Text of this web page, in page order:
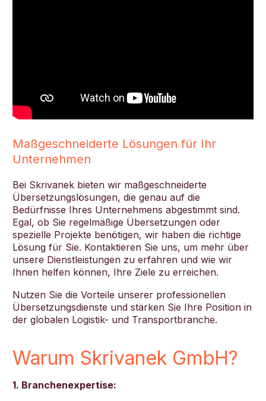
Maßgeschneiderte Lösungen für Ihr
Unternehmen
Bei Skrivanek bieten wir maßgeschneiderte
Übersetzungslösungen, die genau auf die
Bedürfnisse Ihres Unternehmens abgestimmt sind.
Egal, ob Sie regelmäßige Übersetzungen oder
spezielle Projekte benötigen, wir haben die richtige
Lösung für Sie. Kontaktieren Sie uns, um mehr über
unsere Dienstleistungen zu erfahren und wie wir
Ihnen helfen können, Ihre Ziele zu erreichen.
Nutzen Sie die Vorteile unserer professionellen
Übersetzungsdienste und stärken Sie Ihre Position in
der globalen Logistik- und Transportbranche.
Warum Skrivanek GmbH?
1. Branchenexpertise: